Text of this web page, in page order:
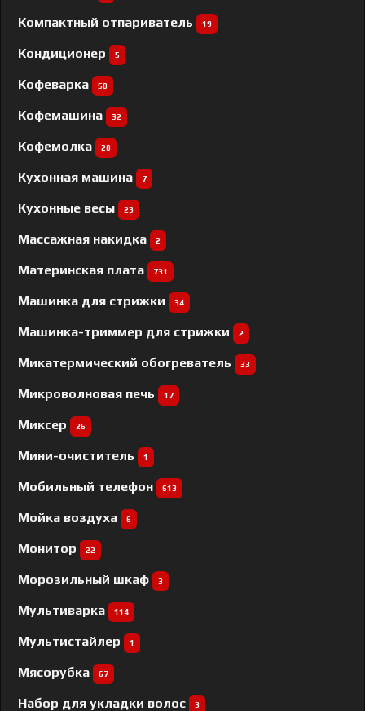
Компактный отпариватель 19
Кондиционер 5
Кофеварка 50
Кофемашина 32
Кофемолка 20
Кухонная машина 7
Кухонные весы 23
Массажная накидка 2
Материнская плата 731
Машинка для стрижки 34
Машинка-триммер для стрижки 2
Микатермический обогреватель 33
Микроволновая печь 17
Миксер 26
Мини-очиститель 1
Мобильный телефон 613
Мойка воздуха 6
Монитор 22
Морозильный шкаф 3
Мультиварка 114
Мультистайлер 1
Мясорубка 67
Набор для укладки волос 3